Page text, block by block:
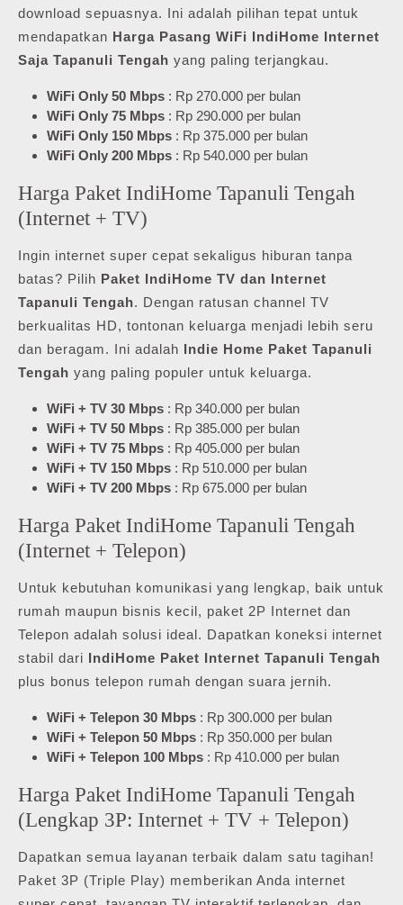
download sepuasnya. Ini adalah pilihan tepat untuk
mendapatkan Harga Pasang WiFi IndiHome Internet
Saja Tapanuli Tengah yang paling terjangkau.
WiFi Only 50 Mbps : Rp 270.000 per bulan
WiFi Only 75 Mbps : Rp 290.000 per bulan
WiFi Only 150 Mbps : Rp 375.000 per bulan
WiFi Only 200 Mbps : Rp 540.000 per bulan
Harga Paket IndiHome Tapanuli Tengah
(Internet + TV)
Ingin internet super cepat sekaligus hiburan tanpa
batas? Pilih Paket IndiHome TV dan Internet
Tapanuli Tengah. Dengan ratusan channel TV
berkualitas HD, tontonan keluarga menjadi lebih seru
dan beragam. Ini adalah
Indie Home Paket Tapanuli
Tengah yang paling populer untuk keluarga.
WiFi + TV 30 Mbps : Rp 340.000 per bulan
WiFi + TV 50 Mbps : Rp 385.000 per bulan
WiFi + TV 75 Mbps : Rp 405.000 per bulan
WiFi + TV 150 Mbps : Rp 510.000 per bulan
WiFi + TV 200 Mbps : Rp 675.000 per bulan
Harga Paket IndiHome Tapanuli Tengah
(Internet + Telepon)
Untuk kebutuhan komunikasi yang lengkap, baik untuk
rumah maupun bisnis kecil, paket 2P Internet dan
Telepon adalah solusi ideal. Dapatkan koneksi internet
stabil dari
IndiHome Paket Internet Tapanuli Tengah
plus bonus telepon rumah dengan suara jernih.
WiFi + Telepon 30 Mbps : Rp 300.000 per bulan
WiFi + Telepon 50 Mbps : Rp 350.000 per bulan
WiFi + Telepon 100 Mbps : Rp 410.000 per bulan
Harga Paket IndiHome Tapanuli Tengah
(Lengkap 3P: Internet + TV + Telepon)
Dapatkan semua layanan terbaik dalam satu tagihan!
Paket 3P (Triple Play) memberikan Anda internet